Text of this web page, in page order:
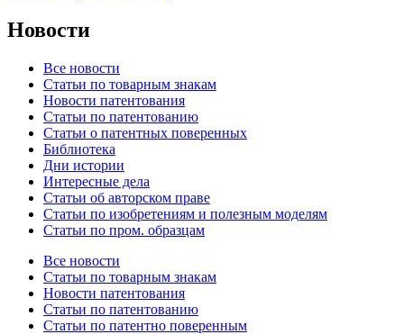
Новости
Все новости
Статьи по товарным знакам
Новости патентования
Статьи по патентованию
Статьи о патентных поверенных
Библиотека
Дни истории
Интересные дела
Статьи об авторском праве
Статьи по изобретениям и полезным моделям
Статьи по пром. образцам
Все новости
Статьи по товарным знакам
Новости патентования
Статьи по патентованию
Статьи по патентно поверенным